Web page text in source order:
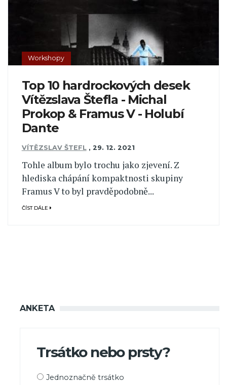
Workshopy
Top 10 hardrockových desek
Vítězslava Štefla - Michal
Prokop & Framus V - Holubí
Dante
VÍTĚZSLAV ŠTEFL , 29. 12. 2021
Tohle album bylo trochu jako zjevení. Z
hlediska chápání kompaktnosti skupiny
Framus V to byl pravděpodobně...
ČÍST DÁLE
ANKETA
Trsátko nebo prsty?
Možnosti
Jednoznačně trsátko